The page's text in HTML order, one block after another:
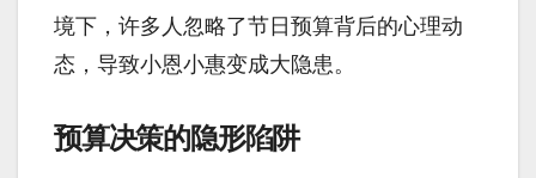
境下，许多人忽略了节日预算背后的心理动
态，导致小恩小惠变成大隐患。
预算决策的隐形陷阱